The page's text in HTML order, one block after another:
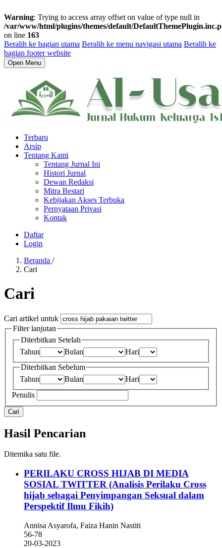
Warning: Trying to access array offset on value of type null in
/var/www/html/plugins/themes/default/
on line 163
Beralih ke bagian utama Beralih ke menu navigasi utama Beralih ke
bagian footer website
Open Menu
Terbaru
Arsip
Tentang Kami
Tentang Jurnal Ini
Histori Jurnal
Dewan Redaksi
Mitra Bestari
Kebijakan Akses Terbuka
Pernyataan Privasi
Kontak
Daftar
Login
Beranda /
Cari
Cari
Cari artikel untuk
Filter lanjutan
Diterbitkan Setelah
Tahun
Bulan
Hari
Diterbitkan Sebelum
Tahun
Bulan
Hari
Penulis
Cari
Hasil Pencarian
Ditemika satu file.
PERILAKU CROSS HIJAB DI MEDIA
SOSIAL TWITTER (Analisis Perilaku Cross
hijab sebagai Penyimpangan Seksual dalam
Perspektif Ilmu Fikih)
Annisa Asyarofa, Faiza Hanin Nastiti
56-78
20-03-2023